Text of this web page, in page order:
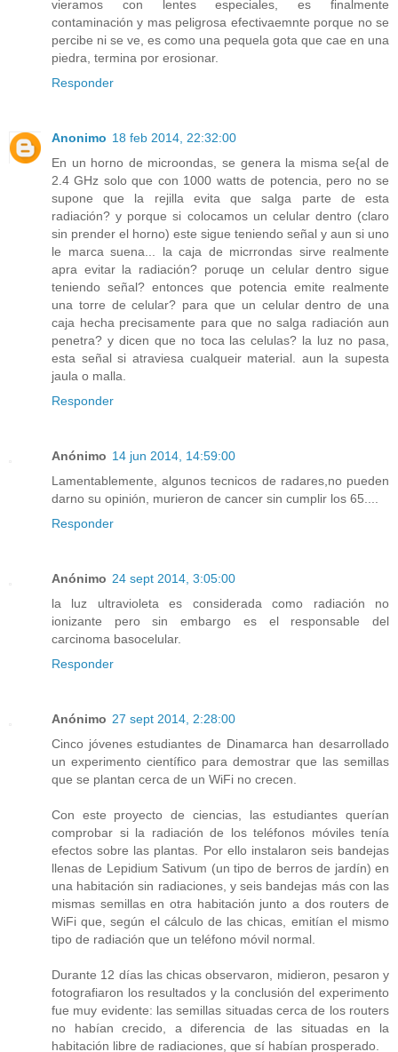
vieramos con lentes especiales, es finalmente
contaminación y mas peligrosa efectivaemnte porque no se
percibe ni se ve, es como una pequela gota que cae en una
piedra, termina por erosionar.
Responder
Anonimo 18 feb 2014, 22:32:00
En un horno de microondas, se genera la misma se{al de
2.4 GHz solo que con 1000 watts de potencia, pero no se
supone que la rejilla evita que salga parte de esta
radiación? y porque si colocamos un celular dentro (claro
sin prender el horno) este sigue teniendo señal y aun si uno
le marca suena... la caja de micrrondas sirve realmente
apra evitar la radiación? poruqe un celular dentro sigue
teniendo señal? entonces que potencia emite realmente
una torre de celular? para que un celular dentro de una
caja hecha precisamente para que no salga radiación aun
penetra? y dicen que no toca las celulas? la luz no pasa,
esta señal si atraviesa cualqueir material. aun la supesta
jaula o malla.
Responder
Anónimo 14 jun 2014, 14:59:00
Lamentablemente, algunos tecnicos de radares,no pueden
darno su opinión, murieron de cancer sin cumplir los 65....
Responder
Anónimo 24 sept 2014, 3:05:00
la luz ultravioleta es considerada como radiación no
ionizante pero sin embargo es el responsable del
carcinoma basocelular.
Responder
Anónimo 27 sept 2014, 2:28:00
Cinco jóvenes estudiantes de Dinamarca han desarrollado
un experimento científico para demostrar que las semillas
que se plantan cerca de un WiFi no crecen.
Con este proyecto de ciencias, las estudiantes querían
comprobar si la radiación de los teléfonos móviles tenía
efectos sobre las plantas. Por ello instalaron seis bandejas
llenas de Lepidium Sativum (un tipo de berros de jardín) en
una habitación sin radiaciones, y seis bandejas más con las
mismas semillas en otra habitación junto a dos routers de
WiFi que, según el cálculo de las chicas, emitían el mismo
tipo de radiación que un teléfono móvil normal.
Durante 12 días las chicas observaron, midieron, pesaron y
fotografiaron los resultados y la conclusión del experimento
fue muy evidente: las semillas situadas cerca de los routers
no habían crecido, a diferencia de las situadas en la
habitación libre de radiaciones, que sí habían prosperado.